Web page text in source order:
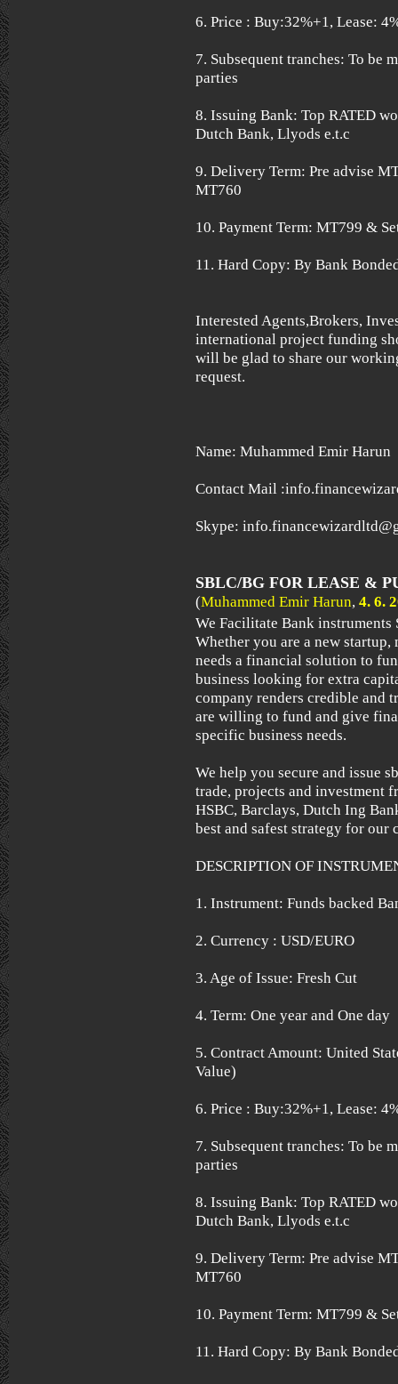
6. Price : Buy:32%+1, Lease:
7. Subsequent tranches: To be
parties
8. Issuing Bank: Top RATED
Dutch Bank, Llyods e.t.c
9. Delivery Term: Pre advise
MT760
10. Payment Term: MT799 &
11. Hard Copy: By Bank
Interested Agents,Brokers,
international project funding
will be glad to share our
request.
Name: Muhammed Emir Harun
Contact Mail
Skype:
SBLC/BG FOR LEASE &
(Muhammed Emir Harun, 4. 6.
We Facilitate Bank instruments
Whether you are a new
needs a financial solution to
business looking for extra
company renders credible and
are willing to fund and give
specific business needs.
We help you secure and issue
trade, projects and investment
HSBC, Barclays, Dutch Ing
best and safest strategy for our
DESCRIPTION OF
1. Instrument: Funds backed
2. Currency : USD/EURO
3. Age of Issue: Fresh Cut
4. Term: One year and One day
5. Contract Amount: United
Value)
6. Price : Buy:32%+1, Lease:
7. Subsequent tranches: To be
parties
8. Issuing Bank: Top RATED
Dutch Bank, Llyods e.t.c
9. Delivery Term: Pre advise
MT760
10. Payment Term: MT799 &
11. Hard Copy: By Bank